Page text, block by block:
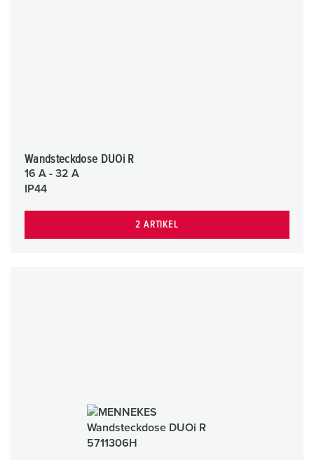
Wandsteckdose DUOi R
16 A - 32 A
IP44
2 ARTIKEL